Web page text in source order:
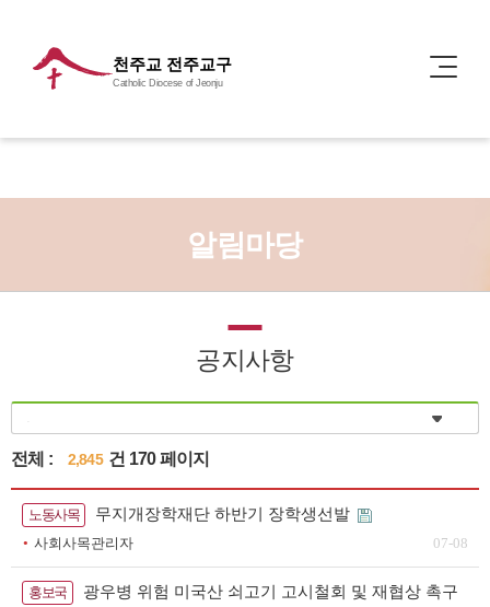
천주교 전주교구
Catholic Diocese of Jeonju
알림마당
공지사항
전체 : 2,845 건 170 페이지
노동사목 무지개장학재단 하반기 장학생선발
사회사목관리자 07-08
홍보국
광우병 위험 미국산 쇠고기 고시철회 및 재협상 촉구